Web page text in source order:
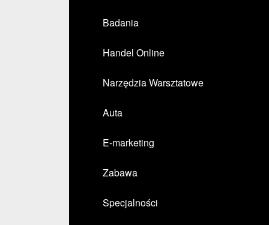
Badania
Handel Online
Narzędzia Warsztatowe
Auta
E-marketing
Zabawa
Specjalności